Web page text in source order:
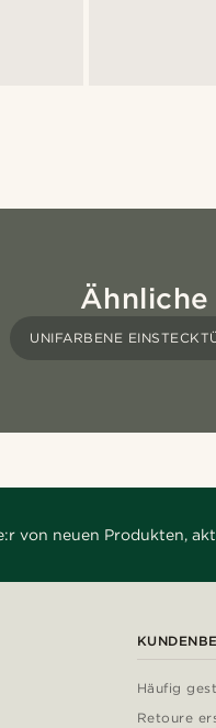
UNIFARBENE
von neuen Produkten,
Häufig
Retoure